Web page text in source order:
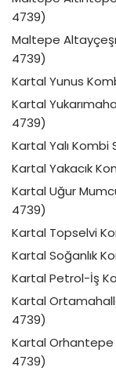
4739)
Maltepe
4739)
Kartal Yunus
Kartal
4739)
Kartal Yalı Kombi
Kartal Yakacık
Kartal Uğur
4739)
Kartal Topselvi
Kartal Soğanlık
Kartal Petrol-İş
Kartal
4739)
Kartal Orhantepe
4739)